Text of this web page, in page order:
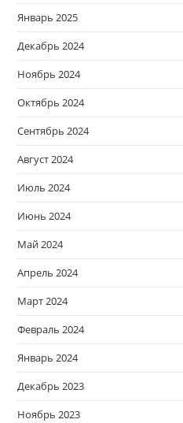
Январь 2025
Декабрь 2024
Ноябрь 2024
Октябрь 2024
Сентябрь 2024
Август 2024
Июль 2024
Июнь 2024
Май 2024
Апрель 2024
Март 2024
Февраль 2024
Январь 2024
Декабрь 2023
Ноябрь 2023